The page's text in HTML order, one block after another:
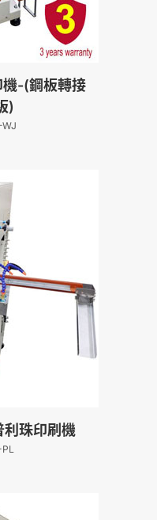
-(鋼板轉接
)
珠印刷機